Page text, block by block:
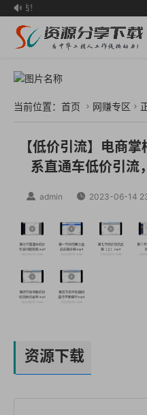

网站！
当前位置： 首页  网赚专区 
【低价引流】电商
系直通车低价引流
 admin  2023-06-14
资源下载